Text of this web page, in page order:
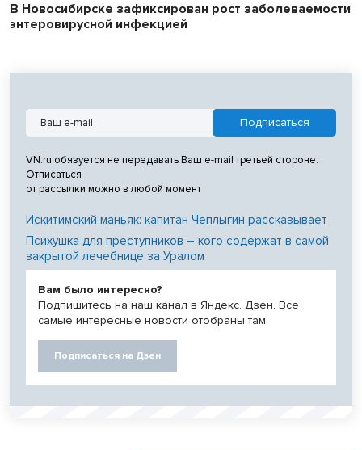
В Новосибирске зафиксирован рост заболеваемости
энтеровирусной инфекцией
VN.ru обязуется не передавать Ваш e-mail третьей стороне.
Отписаться
от рассылки можно в любой момент
Искитимский маньяк: капитан Чеплыгин рассказывает
Психушка для преступников – кого содержат в самой
закрытой лечебнице за Уралом
Вам было интересно?
Подпишитесь на наш канал в Яндекс. Дзен. Все
самые интересные новости отобраны там.
Подписаться на Дзен